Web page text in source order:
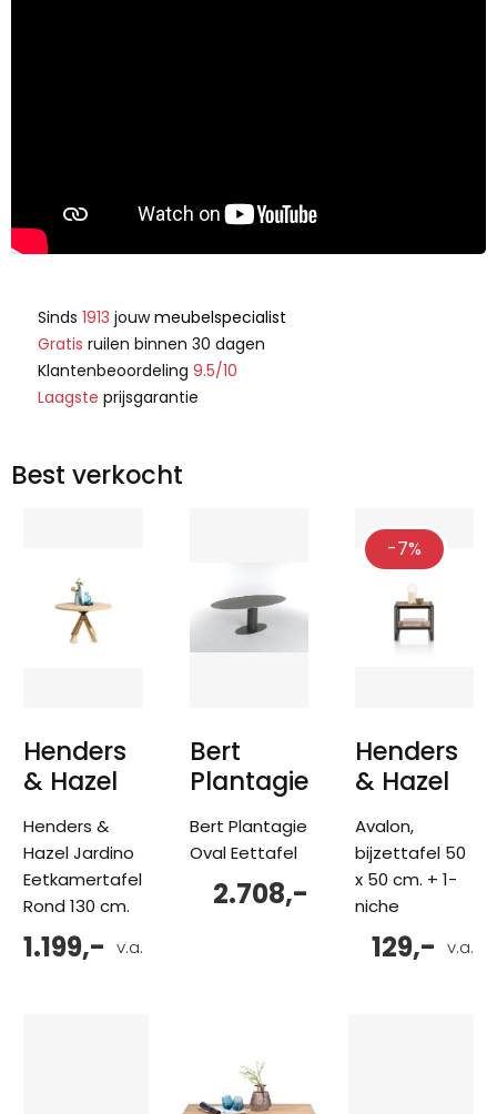
Sinds 1913 jouwmeubelspecialist
Gratis ruilen binnen 30 dagen
Klantenbeoordeling 9.5/10
Laagste prijsgarantie
Best verkocht
Henders
& Hazel
Henders &
Hazel Jardino
Eetkamertafel
Rond 130 cm.
v.a.
1.199,-
Bert
Plantagie
Bert Plantagie
Oval Eettafel
2.708,-
-7%
Henders
& Hazel
Avalon,
bijzettafel 50
x 50 cm. + 1-
niche
v.a.
129,-